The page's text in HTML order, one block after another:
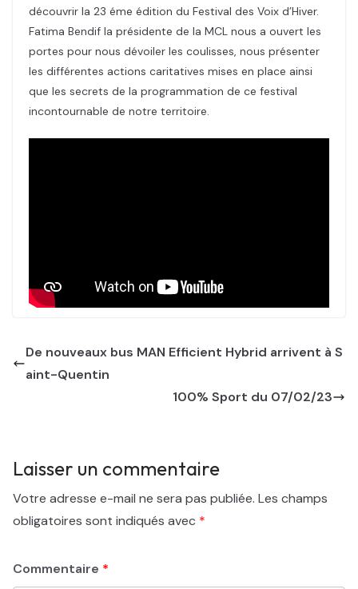
découvrir la 23 éme édition du Festival des Voix d’Hiver.
Fatima Bendif la présidente de la MCL nous a ouvert les
portes pour nous dévoiler les coulisses, nous présenter
les différentes actions caritatives mises en place ainsi
que les secrets de la programmation de ce festival
incontournable de notre territoire.
De nouveaux bus MAN Efficient Hybrid arrivent à S
aint-Quentin
100% Sport du 07/02/23
Laisser un commentaire
Votre adresse e-mail ne sera pas publiée. Les champs
obligatoires sont indiqués avec *
Commentaire *